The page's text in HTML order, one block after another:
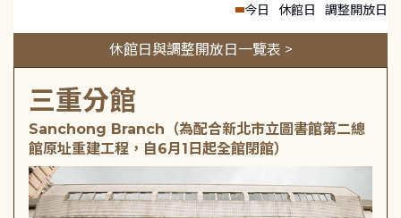
今日 休館日 調整開放日
休館日與調整開放日一覽表 >
三重分館
Sanchong Branch（為配合新北市立圖書館第二總
館原址重建工程，自6月1日起全館閉館）